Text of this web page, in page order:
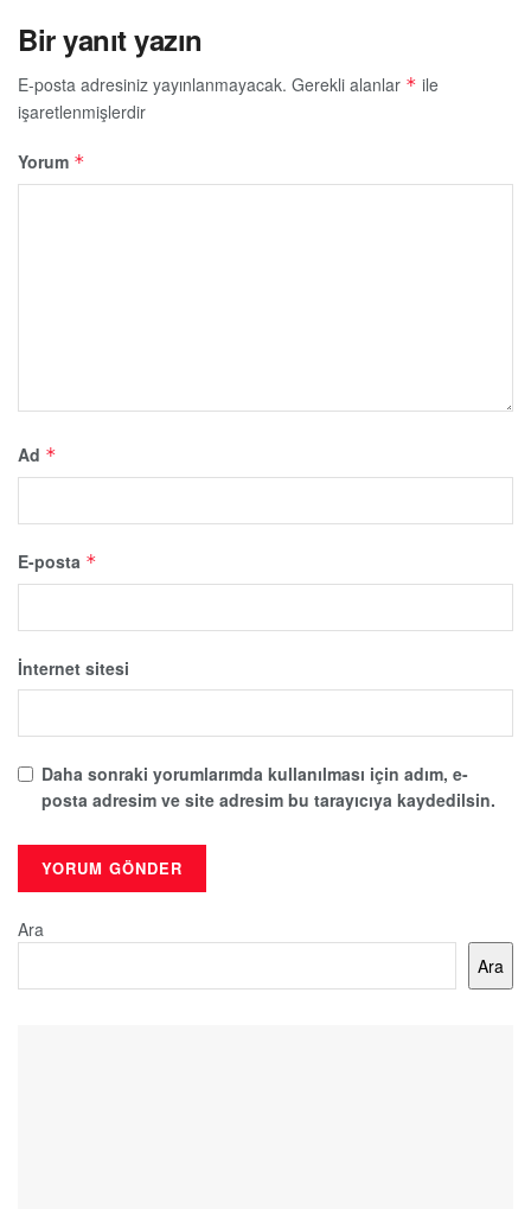
Bir yanıt yazın
E-posta adresiniz yayınlanmayacak. Gerekli alanlar * ile
işaretlenmişlerdir
Yorum *
Ad *
E-posta *
İnternet sitesi
Daha sonraki yorumlarımda kullanılması için adım, e-
posta adresim ve site adresim bu tarayıcıya kaydedilsin.
Ara
Ara